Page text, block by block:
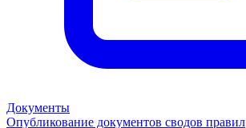
Документы
Опубликование документов сводов правил